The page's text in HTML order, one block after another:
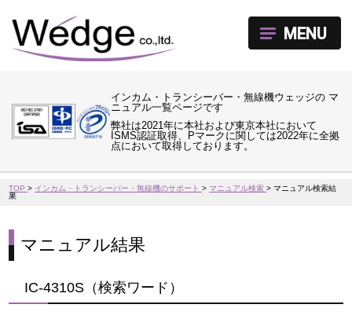
インカム・トランシーバー・無線機ウェッジの マ
ニュアル一覧ページです
弊社は2021年に本社および東京本社において
ISMS認証取得、Pマークに関しては2022年に全拠
点において取得しております。
MENU
TOP> インカム・トランシーバー・無線機のサポート>マニュアル検索>マニュアル検索結
果
マニュアル結果
IC-4310S（検索ワード）